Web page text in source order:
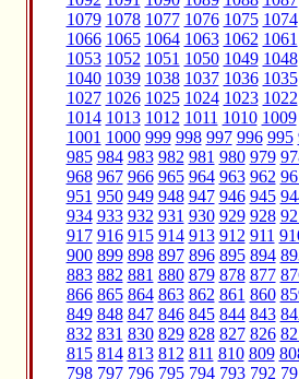
1079 1078 1077 1076 1075 1074
1066 1065 1064 1063 1062 1061
1053 1052 1051 1050 1049 1048
1040 1039 1038 1037 1036 1035
1027 1026 1025 1024 1023 1022
1014 1013 1012 1011 1010 1009
1001 1000 999 998 997 996 995
985 984 983 982 981 980 979
968 967 966 965 964 963 962
951 950 949 948 947 946 945
934 933 932 931 930 929 928
917 916 915 914 913 912 911
900 899 898 897 896 895 894
883 882 881 880 879 878 877
866 865 864 863 862 861 860
849 848 847 846 845 844 843
832 831 830 829 828 827 826
815 814 813 812 811 810 809
798 797 796 795 794 793 792